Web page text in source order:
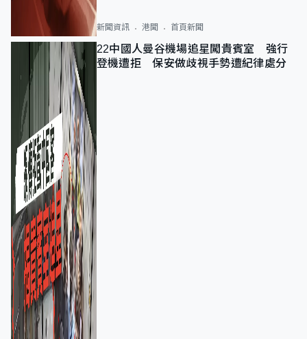
新聞資訊 港聞 首頁新聞
22中國人曼谷機場追星闖貴賓室 強行
登機遭拒 保安做歧視手勢遭紀律處分